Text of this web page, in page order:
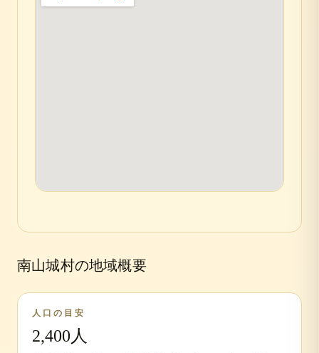
南山城村の地域概要
人口の目安
2,400人